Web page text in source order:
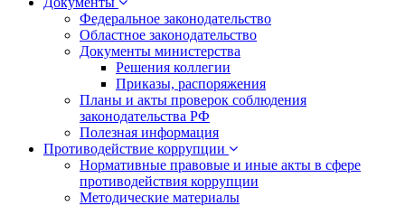
Федеральное законодательство
Областное законодательство
Документы министерства
Решения коллегии
Приказы, распоряжения
Планы и акты проверок соблюдения
законодательства РФ
Полезная информация
Противодействие коррупции
Нормативные правовые и иные акты в сфере
противодействия коррупции
Методические материалы